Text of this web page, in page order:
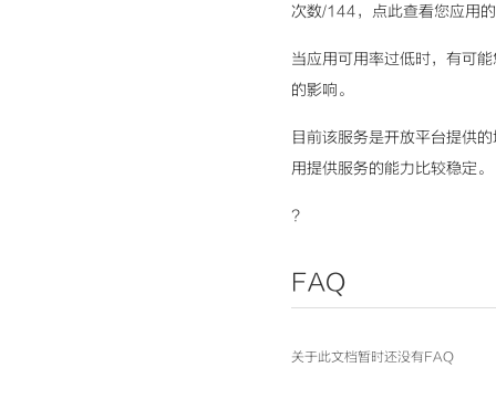
次数/144，点此查看您应用的
当应用可用率过低时，有可
的影响。
目前该服务是开放平台提供
用提供服务的能力比较稳定。
?
FAQ
关于此文档暂时还没有FAQ